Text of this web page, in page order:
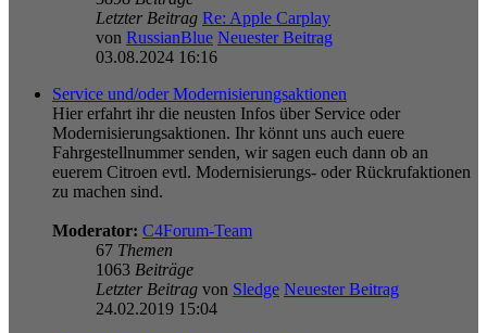
Letzter Beitrag Re: Apple Carplay
von RussianBlue Neuester Beitrag
03.08.2024 16:16
Service und/oder Modernisierungsaktionen
Hier erfahrt ihr die neusten Infos über Service oder
Modernisierungsaktionen. Ihr könnt uns auch euere
Fahrgestellnummer senden, wir sagen euch dann ob an
euerem Citroen evtl. Modernisierungs- oder Rückrufaktionen
zu machen sind.
Moderator: C4Forum-Team
67 Themen
1063 Beiträge
Letzter Beitrag von Sledge Neuester Beitrag
24.02.2019 15:04